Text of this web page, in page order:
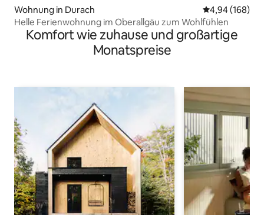
Wohnung in Durach
4,94 (168)
Helle Ferienwohnung im Oberallgäu zum Wohlfühlen
Komfort wie zuhause und großartige
Monatspreise